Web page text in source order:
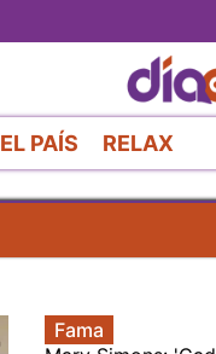
EL PAÍS RELAX
Fama